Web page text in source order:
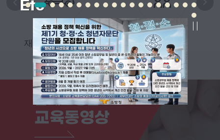
재난발생행동요령 조직 및 업무
심폐소생술
교육동영상